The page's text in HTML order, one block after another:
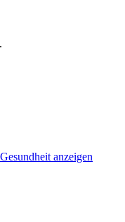
anzeigen